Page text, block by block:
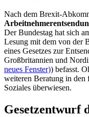
Nach dem Brexit-
Der Bundestag hat sich
Lesung mit dem von der
eines Gesetzes zur
Großbritannien und
neues Fenster)) befasst.
weiteren Beratung in den
Soziales überwiesen.
Gesetzentwurf